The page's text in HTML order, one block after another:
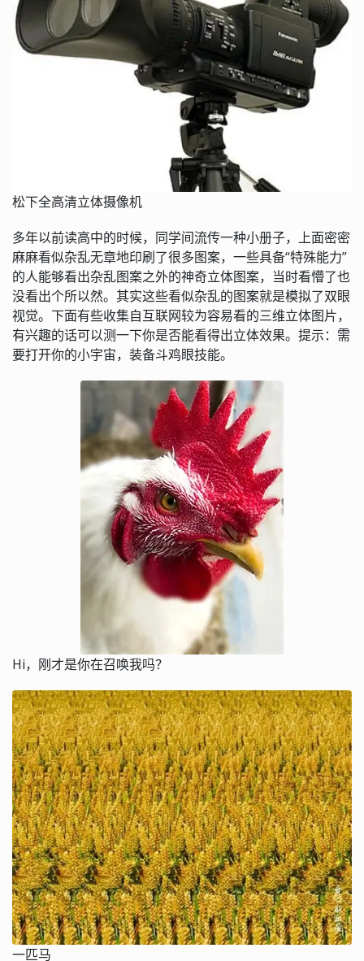
松下全高清立体摄像机
多年以前读高中的时候，同学间流传一种小册子，上面密密
麻麻看似杂乱无章地印刷了很多图案，一些具备“特殊能力”
的人能够看出杂乱图案之外的神奇立体图案，当时看懵了也
没看出个所以然。其实这些看似杂乱的图案就是模拟了双眼
视觉。下面有些收集自互联网较为容易看的三维立体图片，
有兴趣的话可以测一下你是否能看得出立体效果。提示：需
要打开你的小宇宙，装备斗鸡眼技能。
Hi，刚才是你在召唤我吗？
一匹马